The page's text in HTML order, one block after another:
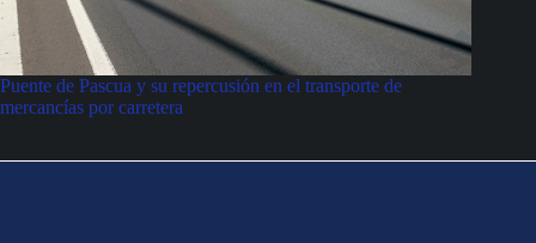
Puente de Pascua y su repercusión en el transporte de
mercancías por carretera